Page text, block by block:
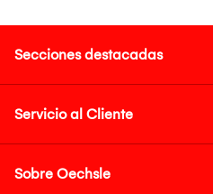
Secciones destacadas
Servicio al Cliente
Sobre Oechsle